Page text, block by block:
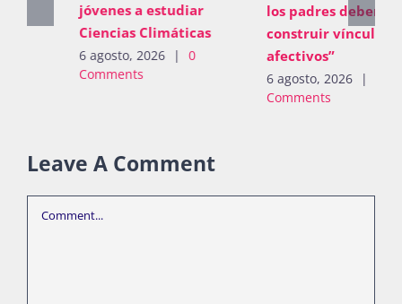
jóvenes a estudiar
Ciencias Climáticas
6 agosto, 2026 | 0
Comments
los padres deben
construir vínculos
afectivos”
6 agosto, 2026 | 0
Comments
Leave A Comment
Comment